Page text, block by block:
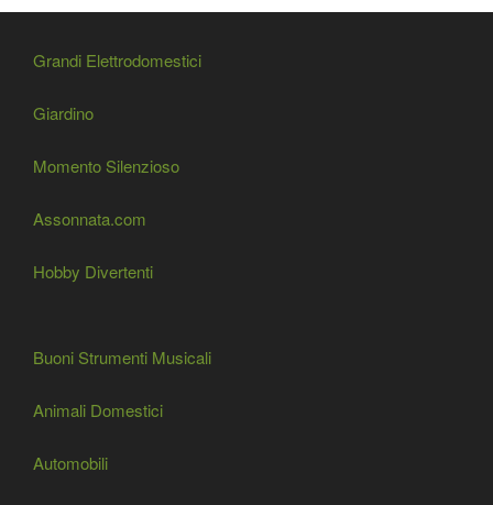
Grandi Elettrodomestici
Giardino
Momento Silenzioso
Assonnata.com
Hobby Divertenti
Buoni Strumenti Musicali
Animali Domestici
Automobili